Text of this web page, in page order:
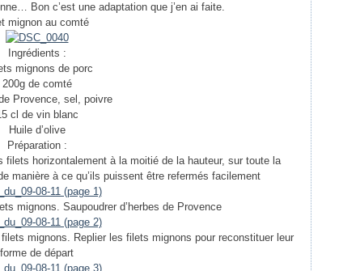
Bon c’est une adaptation que j’en ai faite.
mignon au comté
Ingrédients :
mignons de porc
200g de comté
Provence, sel, poivre
cl de vin blanc
Huile d’olive
Préparation :
horizontalement à la moitié de la hauteur, sur toute la
manière à ce qu’ils puissent être refermés facilement
mignons. Saupoudrer d’herbes de Provence
mignons. Replier les filets mignons pour reconstituer leur
forme de départ